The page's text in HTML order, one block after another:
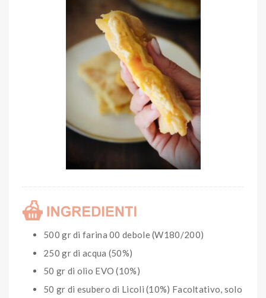
500 gr di farina 00 debole (W180/200)
250 gr di acqua (50%)
50 gr di olio EVO (10%)
50 gr di esubero di Licoli (10%) Facoltativo, solo